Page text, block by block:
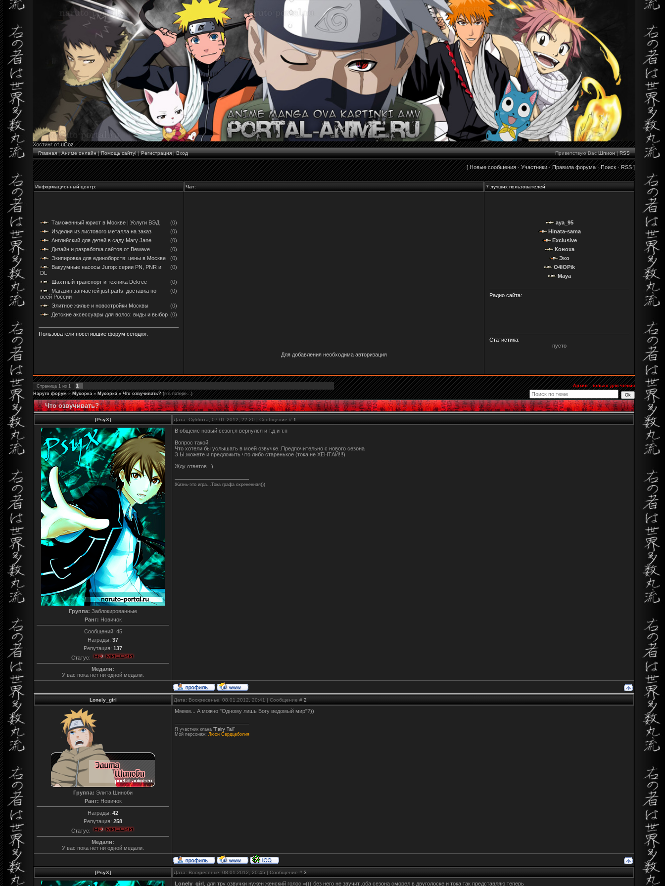
Хостинг отuCoz
Главная|Аниме онлайн|Помощь сайту!|Регистрация|Вход Приветствую Вас Шпион|RSS
[Новые сообщения·Участники·Правила форума·Поиск·RSS]
Информационный центр: Чат: 7 лучших пользователей:
Таможенный юрист в Москве | Услуги ВЭД
(0)
Изделия из листового металла на заказ
(0)
Английский для детей в саду Mary Jane
(0)
Дизайн и разработка сайтов от Bewave
(0)
Экипировка для единоборств: цены в Москве
(0)
Вакуумные насосы Jurop: серии PN, PNR и
DL
(0)
Шахтный транспорт и техника Dekree
(0)
Магазин запчастей just.parts: доставка по
всей России
(0)
Элитное жилье и новостройки Москвы
(0)
Детские аксессуары для волос: виды и выбор (0)
Пользователи посетившие форум сегодня:
Для добавления необходима авторизация
aya_95
Hinata-sama
Exclusive
Коноха
Эко
O4IOPik
Maya
Радио сайта:
Статистика:
пусто
Страница 1 из 1 1
Архив - только для чтения
Наруто форум » Мусорка » Мусорка » Что озвучивать? (я в потере...)
Что озвучивать?
[PsyX] Дата: Суббота, 07.01.2012, 22:20 | Сообщение # 1
Группа: Заблокированные
Ранг: Новичок
Сообщений: 45
Награды: 37
Репутация: 137
Статус:
Медали:
У вас пока нет ни одной медали.
В общемс новый сезон,я вернулся и т.д и т.п
Вопрос такой:
Что хотели бы услышать в моей озвучке..Предпочительно с нового сезона
З.Ы.можете и предложить что либо старенькое (тока не ХЕНТАЙ!!!)
Жду ответов =)
Жизнь-это игра...Тока графа охрененная)))
Lonely_girl Дата: Воскресенье, 08.01.2012, 20:41 | Сообщение # 2
Группа: Элита Шиноби
Ранг: Новичок
Награды: 42
Репутация: 258
Статус:
Медали:
У вас пока нет ни одной медали.
Мммм... А можно "Одному лишь Богу ведомый мир"?))
Я участник клана "Fairy Tail"
Мой персонаж: Люси Сердцеболия
[PsyX] Дата: Воскресенье, 08.01.2012, 20:45 | Сообщение # 3
Lonely_girl , для тру озвучки нужен женский голос =((( без него не звучит..оба сезона сморел в двуголоске и тока так представляю теперь